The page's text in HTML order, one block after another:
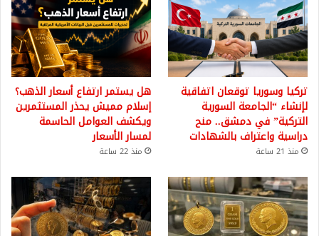
تركيا وسوريا توقعان اتفاقية
لإنشاء “الجامعة السورية
التركية” في دمشق.. منح
دراسية واعتراف بالشهادات
منذ 21 ساعة
هل يستمر ارتفاع أسعار الذهب؟
إسلام مميش يحذر المستثمرين
ويكشف العوامل الحاسمة
لمسار الأسعار
منذ 22 ساعة